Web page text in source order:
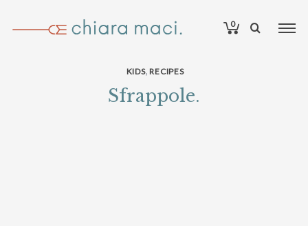
0
KIDS,RECIPES
Sfrappole.